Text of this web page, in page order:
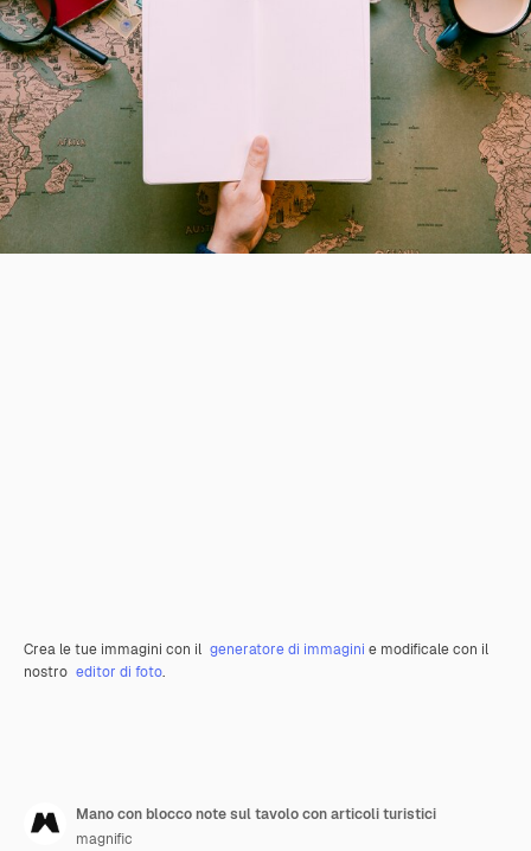
Crea le tue immagini con il generatore di immagini e modificale con il
nostro editor di foto.
Mano con blocco note sul tavolo con articoli turistici
magnific